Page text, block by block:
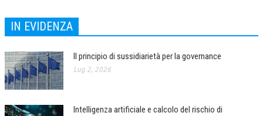
BOLLETTINO FINANZIAMENTI
TELEGRAM
DOCUMENTI
MANUALI E MONOGRAFIE
IN EVIDENZA
Il principio di sussidiarietà per la governance
Lug 2, 2026
Intelligenza artificiale e calcolo del rischio di